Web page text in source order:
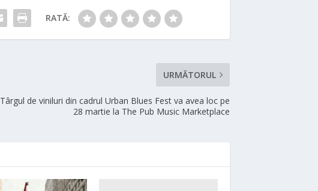
RATĂ:
URMĂTORUL
Târgul de viniluri din cadrul Urban Blues Fest va avea loc pe
28 martie la The Pub Music Marketplace